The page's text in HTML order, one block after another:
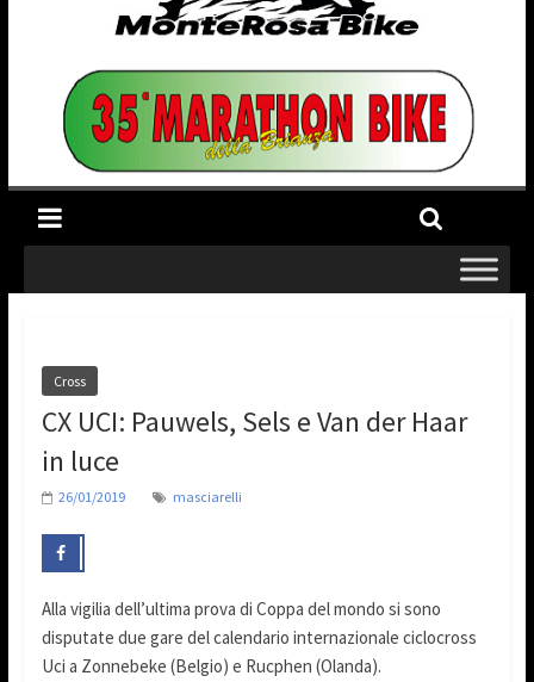
Cross
CX UCI: Pauwels, Sels e Van der Haar
in luce
26/01/2019 masciarelli
Alla vigilia dell’ultima prova di Coppa del mondo si sono
disputate due gare del calendario internazionale ciclocross
Uci a Zonnebeke (Belgio) e Rucphen (Olanda).